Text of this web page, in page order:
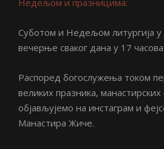
Недељом и празницима:
Суботом и Недељом литургија у
вечерње сваког дана у 17 часова.
Распоред богослужења током
великих празника, манастирских
објављујемо на инстаграм и
Манастира Жиче.